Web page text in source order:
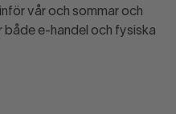
vår och sommar och
e-handel och fysiska